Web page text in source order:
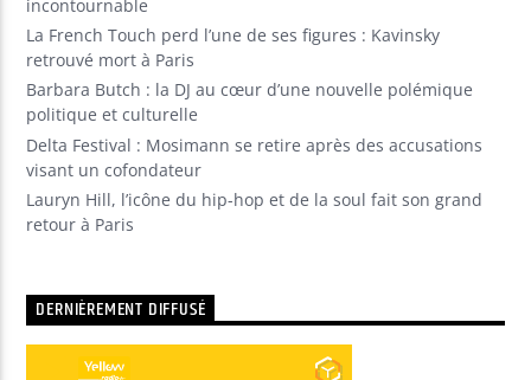
incontournable
La French Touch perd l’une de ses figures : Kavinsky
retrouvé mort à Paris
Barbara Butch : la DJ au cœur d’une nouvelle polémique
politique et culturelle
Delta Festival : Mosimann se retire après des accusations
visant un cofondateur
Lauryn Hill, l’icône du hip-hop et de la soul fait son grand
retour à Paris
DERNIÈREMENT DIFFUSÉ